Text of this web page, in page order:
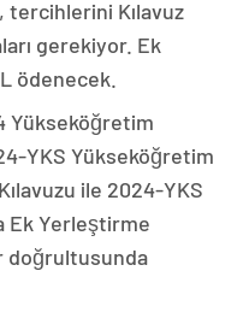
tercihlerini Kılavuz
gerekiyor. Ek
ödenecek.
Yükseköğretim
YKS Yükseköğretim
ile 2024-YKS
Ek Yerleştirme
doğrultusunda